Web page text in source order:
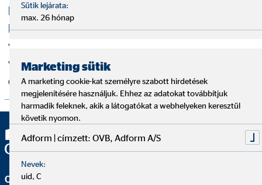
bejelentési rendszer működéséről, a
bejelentéssel kapcsolatos eljárásról,
valamint a panasztörvény szerinti
visszaélés-bejelentési rendszerekről és
eljárásokról
OVB Vermögensberatung Kft.
Sütik lejárata:
max. 26 hónap
Marketing sütik
A marketing cookie-kat személyre szabott hirdetések
megjelenítésére használjuk. Ehhez az adatokat továbbítjuk
harmadik feleknek, akik a látogatókat a webhelyeken keresztül
követik nyomon.
Adform | címzett: OVB, Adform A/S
Nevek:
uid, C